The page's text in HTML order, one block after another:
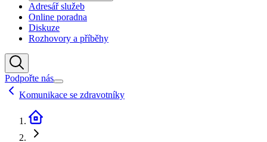
Adresář služeb
Online poradna
Diskuze
Rozhovory a příběhy
Podpořte nás
Komunikace se zdravotníky